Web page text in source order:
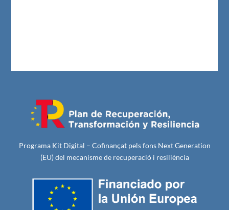
Programa Kit Digital – Cofinançat pels fons Next Generation
(EU) del mecanisme de recuperació i resiliència